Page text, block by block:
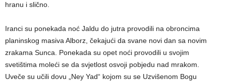
hranu i slično.
Iranci su ponekada noć Jaldu do jutra provodili na obroncima
planinskog masiva Alborz, čekajući da svane novi dan sa novim
zrakama Sunca. Ponekada su opet noći provodili u svojim
svetištima moleći se da svjetlost osvoji pobjedu nad mrakom.
Uveče su učili dovu „Ney Yad“ kojom su se Uzvišenom Bogu